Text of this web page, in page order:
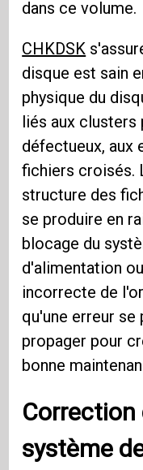
dans ce volume.
CHKDSK
disque est sain
physique du
liés aux clusters
défectueux, aux
fichiers croisés.
structure des
se produire en
blocage du
d'alimentation
incorrecte de
qu'une erreur
propager pour
bonne
Correction
système